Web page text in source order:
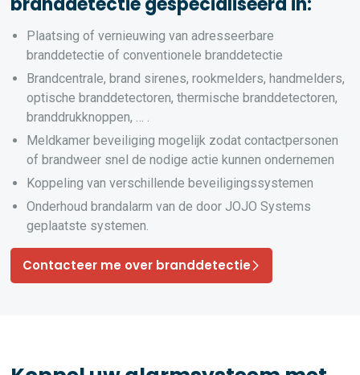
Plaatsing of vernieuwing van adresseerbare
branddetectie of conventionele branddetectie
Brandcentrale, brand sirenes, rookmelders, handmelders,
optische branddetectoren, thermische branddetectoren,
branddrukknoppen, … .
Meldkamer beveiliging mogelijk zodat contactpersonen
of brandweer snel de nodige actie kunnen ondernemen
Koppeling van verschillende beveiligingssystemen
Onderhoud brandalarm van de door JOJO Systems
geplaatste systemen.
Contacteer me over branddetectie